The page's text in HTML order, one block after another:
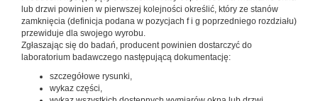
lub drzwi powinien w pierwszej kolejności określić, który ze stanów
zamknięcia (definicja podana w pozycjach f i g poprzedniego rozdziału)
przewiduje dla swojego wyrobu.
Zgłaszając się do badań, producent powinien dostarczyć do
laboratorium badawczego następującą dokumentację:
szczegółowe rysunki,
wykaz części,